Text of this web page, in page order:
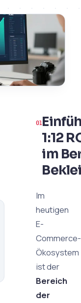
1:12
im
Im
heutigen
E-
Commerce-
Ökosystem
ist der
Bereich
der